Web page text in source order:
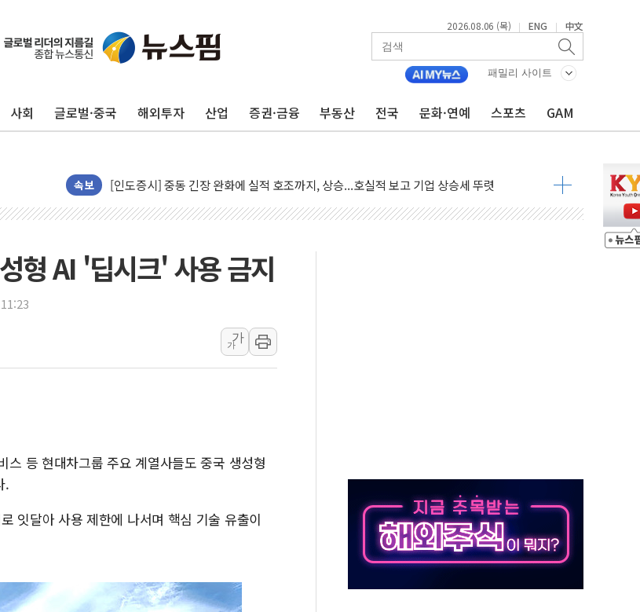
2026.08.06 (목) | ENG | 中文
패밀리 사이트
사회 글로벌·중국 해외투자 산업 증권·금융 부동산 전국 문화·연예 스포츠 GAM
속보
뉴욕증시 개장 전 특징주...모더나·아이온큐·도어대시↑ VS 샌디스크·피그마·앱러빈↓
김정관 장관 "영업이익 N% 성과급 반대…상법·자본시장법 개정 논의"
청와대, 북한 단거리 탄도미사일 발사에 긴급 안보 점검회의
금값 7주 만에 최고…美 고용 둔화·호르무즈 재개방 기대에 강세
러, 1인칭시점 드론으로 우크라 민간인 '사파리' 공격… 시민들 공포감 극대화 전략
[베트남 증시] 지수 하락 속 'DGC' 임시 주총 기대감에 홀로 상한가…마진 잔액은 사상 최고
양주 섬유염색공장서 화재 1명 중상…대응 1단계 진압 중
김정관 산업부 장관 "주 52시간 손봐야, 경쟁상대 中과 비교해야"
[3보] 북, 원산서 동해로 단거리 탄도미사일 1발 발사… 올해 10번째·42일 만 도발
우크라 드론 전술, 중남미 콜롬비아에 새 안보 위기… 반군·마약카르텔이 습득해 전투 활용
동해해경, 독도 해상서 부유물 감긴 어선 구조
강원도 폭염특보 11일째…온열질환·가축 피해 최소화 '총력 대응'
[코인 시황] 비트코인, ETF 자금 유입에도 박스권…美 암호화폐 법안 처리 여부도 변수
형 AI '딥시크' 사용 금지
가
가
등 현대차그룹 주요 계열사들도 중국 생성형
.
잇달아 사용 제한에 나서며 핵심 기술 유출이